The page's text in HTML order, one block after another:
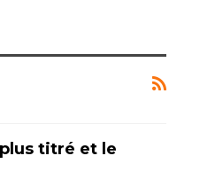
titré et le